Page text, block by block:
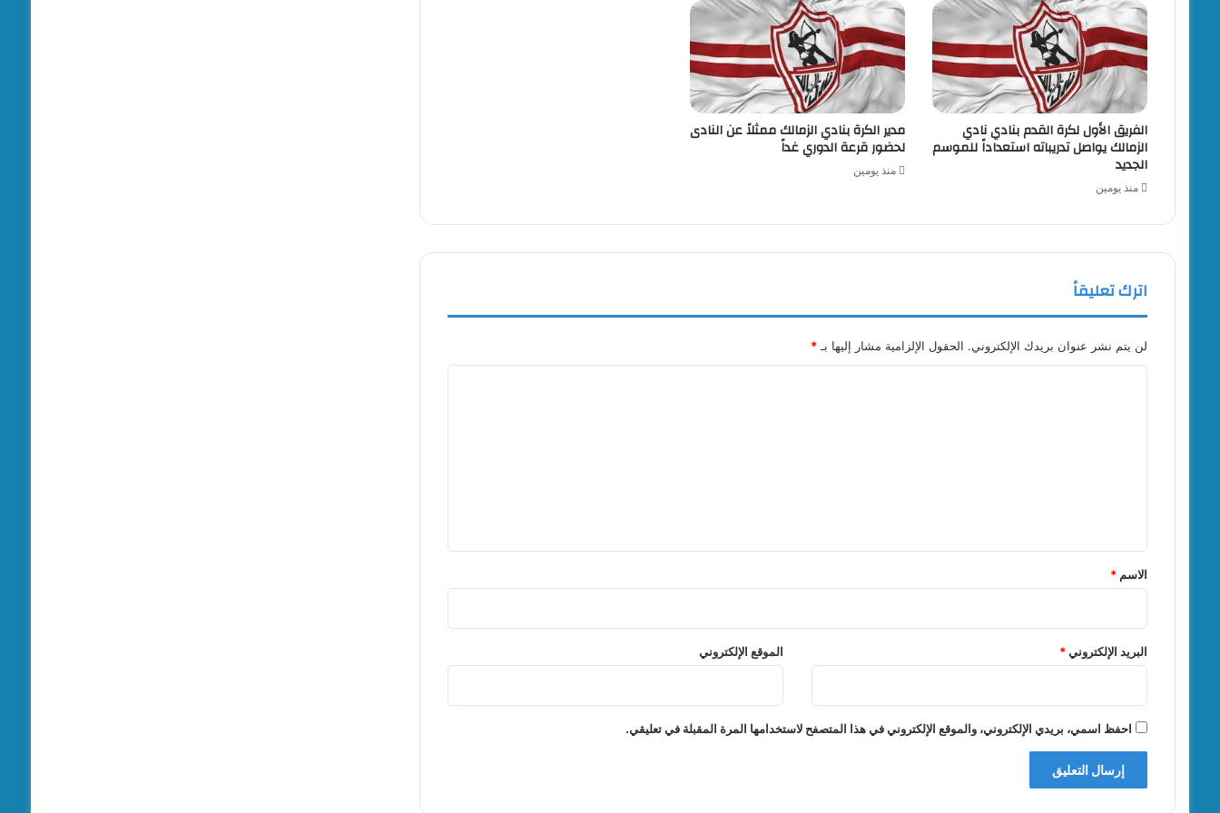
الفريق الأول لكرة القدم بنادي نادي
الزمالك يواصل تدريباته استعداداً للموسم
الجديد
منذ يومين
مدير الكرة بنادي الزمالك ممثلاً عن النادى
لحضور قرعة الدوري غداً
منذ يومين
اترك تعليقاً
لن يتم نشر عنوان بريدك الإلكتروني. الحقول الإلزامية مشار إليها بـ *
*
الاسم *
البريد الإلكتروني* الموقع الإلكتروني
احفظ اسمي، بريدي الإلكتروني، والموقع الإلكتروني في هذا المتصفح لاستخدامها المرة المقبلة في تعليقي.